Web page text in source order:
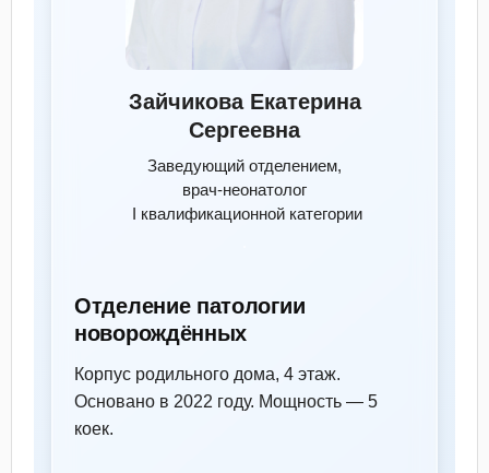
Зайчикова Екатерина
Сергеевна
Заведующий отделением,
врач‑неонатолог
I квалификационной категории
Отделение патологии
новорождённых
Корпус родильного дома, 4 этаж.
Основано в 2022 году. Мощность — 5
коек.